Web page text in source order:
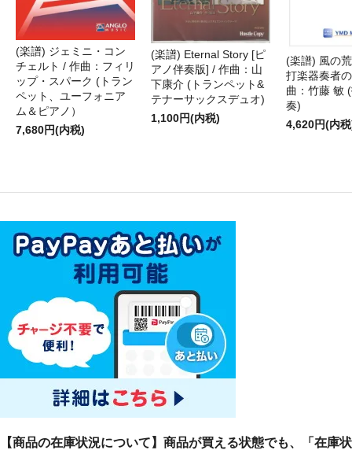
(楽譜) ジェミニ・コン
チェルト / 作曲：フィリ
ップ・スパーク (トラン
ペット、ユーフォニア
ム＆ピアノ）
7,680円(内税)
(楽譜) Eternal Story [ピ
アノ伴奏版] / 作曲：山
下康介 (トランペット&
テナーサックスデュオ)
1,100円(内税)
(楽譜) 風の
打楽器奏者
曲：竹藤 敏
奏)
4,620円(内
【商品の在庫状況について】商品が買える状態でも、「在庫状